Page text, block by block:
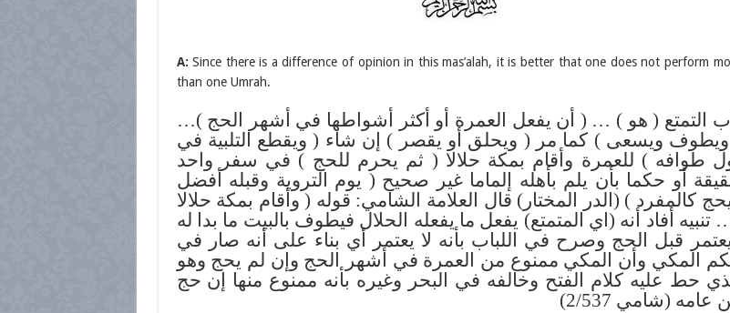
A: Since there is a difference of opinion in this mas’alah, it is better that one does not perform
than one Umrah.
التمتع ( هو ) … ( أن يفعل العمرة أو أكثر أشواطها في أشهر الحج )…
ويسعى ) كما مر ( ويحلق أو يقصر ) إن شاء ( ويقطع التلبية في
طوافه ) للعمرة وأقام بمكة حلالا ( ثم يحرم للحج ) في سفر واحد
أو حكما بأن يلم بأهله إلماما غير صحيح ( يوم التروية وقبله أفضل
كالمفرد ) (الدر المختار) قال العلامة الشامي: قوله ( وأقام بمكة حلالا
تنبيه أفاد أنه (اي المتمتع) يفعل ما يفعله الحلال فيطوف بالبيت ما بدا له
قبل الحج وصرح في اللباب بأنه لا يعتمر أي بناء على أنه صار في
المكي وأن المكي ممنوع من العمرة في أشهر الحج وإن لم يحج وهو
حط عليه كلام الفتح وخالفه في البحر وغيره بأنه ممنوع منها إن حج
عامه (شامي 2/537)